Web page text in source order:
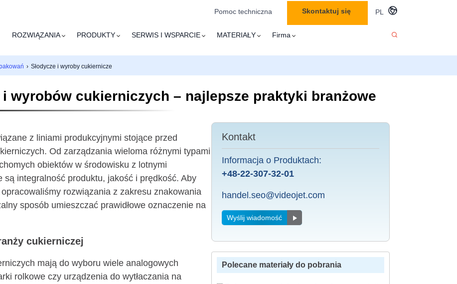
Pomoc techniczna Skontaktuj się PL
ROZWIĄZANIA PRODUKTY SERWIS I WSPARCIE MATERIAŁY Firma
› Słodycze i wyroby cukiernicze
i wyrobów cukierniczych – najlepsze praktyki branżowe
z liniami produkcyjnymi stojące przed
Od zarządzania wieloma różnymi typami
obiektów w środowisku z lotnymi
integralność produktu, jakość i prędkość. Aby
rozwiązania z zakresu znakowania
sposób umieszczać prawidłowe oznaczenie na
cukierniczej
mają do wyboru wiele analogowych
rolkowe czy urządzenia do wytłaczania na
Kontakt
Informacja o Produktach:
+48-22-307-32-01
handel.seo@videojet.com
Wyślij wiadomość
Polecane materiały do pobrania